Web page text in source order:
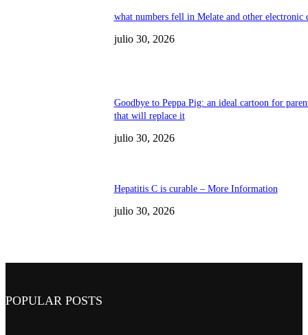
what numbers fell in Melate and other electronic
julio 30, 2026
Goodbye to Peppa Pig: an ideal cartoon for
that will replace it
julio 30, 2026
Hepatitis C is curable – More Information
julio 30, 2026
POPULAR POSTS